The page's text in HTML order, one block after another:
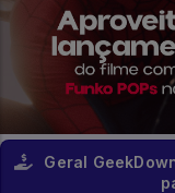
Geral